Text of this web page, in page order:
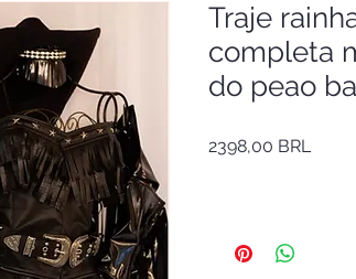
Traje
completa
do peao
2398,00 BRL